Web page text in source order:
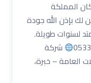
المملكة
لك بإذن الله جودة
لسنوات طويلة.
شركة
العامة – خبرة،